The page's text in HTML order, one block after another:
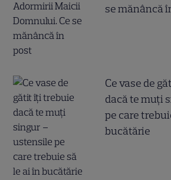
se mănâncă
Ce vase de
dacă te muți
pe care
bucătărie